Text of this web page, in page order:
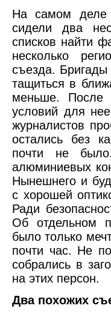
На самом деле
сидели два
списков найти
несколько
съезда.
тащиться в
меньше. После
условий для
журналистов
остались без
почти не
алюминиевых
Нынешнего и
с хорошей
Ради
Об отдельном
было только
почти час. Не
собрались в
на этих персон.
Два похожих